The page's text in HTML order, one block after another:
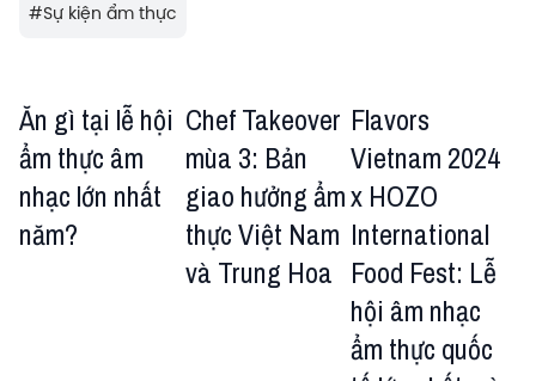
#Sự kiện ẩm thực
Ăn gì tại lễ hội
ẩm thực âm
nhạc lớn nhất
năm?
Chef Takeover
mùa 3: Bản
giao hưởng ẩm
thực Việt Nam
và Trung Hoa
Flavors
Vietnam 2024
x HOZO
International
Food Fest: Lễ
hội âm nhạc
ẩm thực quốc